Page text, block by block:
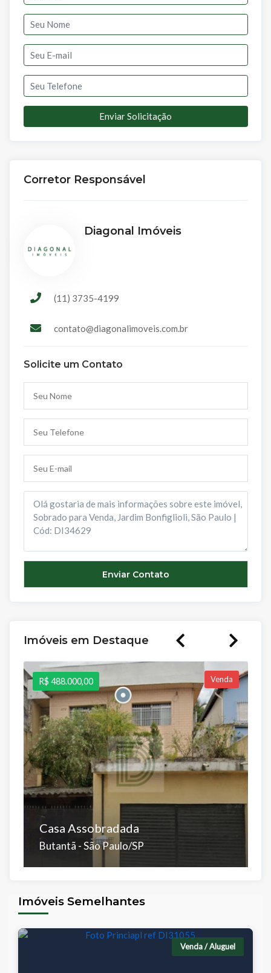
Enviar Solicitação
Corretor Responsável
Diagonal Imóveis
(11) 3735-4199
contato@diagonalimoveis.com.br
Solicite um Contato
Imóveis em Destaque
R$ 488.000,00 Venda
Casa Assobradada
Butantã - São Paulo/SP
Á.Total:
294 m²
Imóveis Semelhantes
Venda / Aluguel